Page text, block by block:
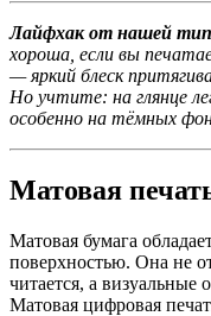
Лайфхак от нашей
хороша, если вы
— яркий блеск
Но учтите: на глянце
особенно на тёмных
Матовая
Матовая бумага
поверхностью. Она не
читается, а визуальные
Матовая цифровая